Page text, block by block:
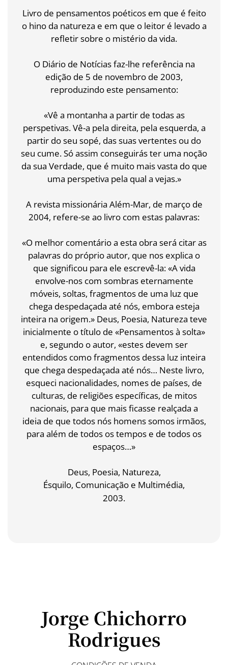
Livro de pensamentos poéticos em que é feito
o hino da natureza e em que o leitor é levado a
refletir sobre o mistério da vida.
O Diário de Notícias faz-lhe referência na
edição de 5 de novembro de 2003,
reproduzindo este pensamento:
«Vê a montanha a partir de todas as
perspetivas. Vê-a pela direita, pela esquerda, a
partir do seu sopé, das suas vertentes ou do
seu cume. Só assim conseguirás ter uma noção
da sua Verdade, que é muito mais vasta do que
uma perspetiva pela qual a vejas.»
A revista missionária Além-Mar, de março de
2004, refere-se ao livro com estas palavras:
«O melhor comentário a esta obra será citar as
palavras do próprio autor, que nos explica o
que significou para ele escrevê-la: «A vida
envolve-nos com sombras eternamente
móveis, soltas, fragmentos de uma luz que
chega despedaçada até nós, embora esteja
inteira na origem.» Deus, Poesia, Natureza teve
inicialmente o título de «Pensamentos à solta»
e, segundo o autor, «estes devem ser
entendidos como fragmentos dessa luz inteira
que chega despedaçada até nós… Neste livro,
esqueci nacionalidades, nomes de países, de
culturas, de religiões específicas, de mitos
nacionais, para que mais ficasse realçada a
ideia de que todos nós homens somos irmãos,
para além de todos os tempos e de todos os
espaços…»
Deus, Poesia, Natureza,
Ésquilo, Comunicação e Multimédia,
2003.
Jorge Chichorro
Rodrigues